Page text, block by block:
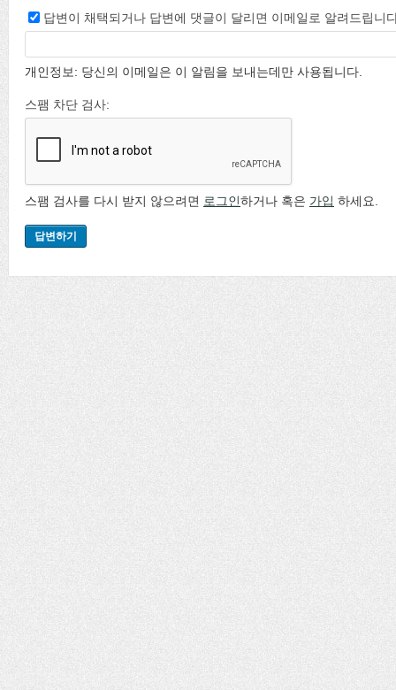
답변이 채택되거나 답변에 댓글이 달리면 이메일로 알려드립니
개인정보: 당신의 이메일은 이 알림을 보내는데만 사용됩니다.
스팸 차단 검사:
스팸 검사를 다시 받지 않으려면 로그인하거나 혹은 가입 하세요.